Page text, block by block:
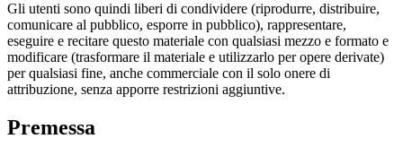
Gli utenti sono quindi liberi di condividere (riprodurre, distribuire,
comunicare al pubblico, esporre in pubblico), rappresentare,
eseguire e recitare questo materiale con qualsiasi mezzo e formato e
modificare (trasformare il materiale e utilizzarlo per opere derivate)
per qualsiasi fine, anche commerciale con il solo onere di
attribuzione, senza apporre restrizioni aggiuntive.
Premessa